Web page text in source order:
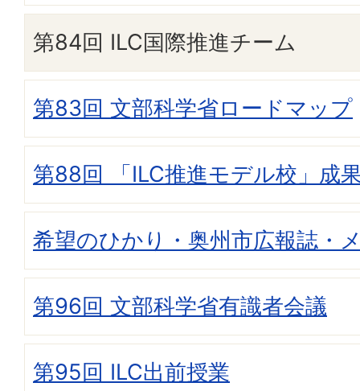
第84回 ILC国際推進チーム
第83回 文部科学省ロードマップ
第88回 「ILC推進モデル校」成
希望のひかり・奥州市広報誌・
第96回 文部科学省有識者会議
第95回 ILC出前授業